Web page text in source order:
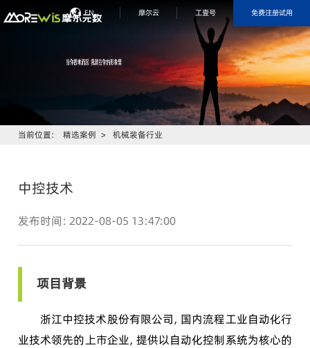
EN 摩尔云 工壹号 免费注册试用
当前位置： 精选案例 > 机械装备行业
​中控技术
发布时间：2022-08-05 13:47:00
项目背景
浙江中控技术股份有限公司，国内流程工业自动化行
业技术领先的上市企业，提供以自动化控制系统为核心的